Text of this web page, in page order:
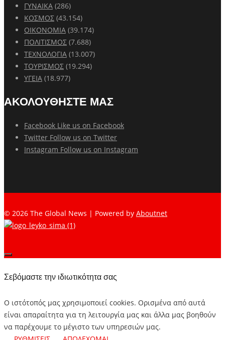
ΓΥΝΑΙΚΑ (286)
ΚΟΣΜΟΣ (43.154)
ΟΙΚΟΝΟΜΙΑ (39.174)
ΠΟΛΙΤΙΣΜΟΣ (7.688)
ΤΕΧΝΟΛΟΓΙΑ (13.007)
ΤΟΥΡΙΣΜΟΣ (19.294)
ΥΓΕΙΑ (18.977)
ΑΚΟΛΟΥΘΗΣΤΕ ΜΑΣ
Facebook Like us on Facebook
Twitter Follow us on Twitter
Instagram Follow us on Instagram
© 2026 The Global News | Powered by Aboutnet
Σεβόμαστε την ιδιωτικότητα σας
Ο ιστότοπός μας χρησιμοποιεί cookies. Ορισμένα από αυτά
είναι απαραίτητα για τη λειτουργία μας και άλλα μας βοηθούν
να παρέχουμε το μέγιστο των υπηρεσιών μας.